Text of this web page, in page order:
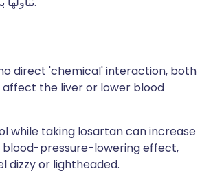
direct 'chemical' interaction, both
affect the liver or lower blood
while taking losartan can increase
blood-pressure-lowering effect,
dizzy or lightheaded.